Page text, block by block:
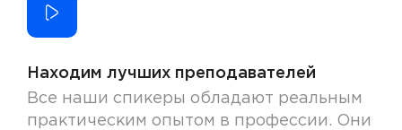
Находим лучших преподавателей
Все наши спикеры обладают реальным
практическим опытом в профессии. Они